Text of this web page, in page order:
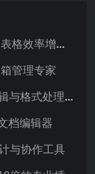
方方格子WPS版 – 专业级Excel/WPS表格效率增强插件
管理专家
迅捷PDF编辑器 – 高效专业的PDF编辑与格式处理工具
档编辑器
与协作工具